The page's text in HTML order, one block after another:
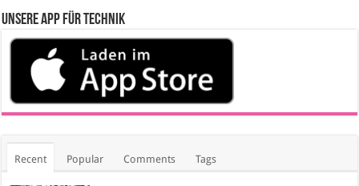
Unsere App für Technik
Recent Popular Comments Tags